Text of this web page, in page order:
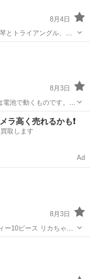
8月4日
とトライアングル、棒
8月3日
池で動くものです。
問題なく動作すること
ます)。 おもちゃはア
ラ高く売れるかも❗️
取します
Ad
8月3日
10ピース リカちゃん